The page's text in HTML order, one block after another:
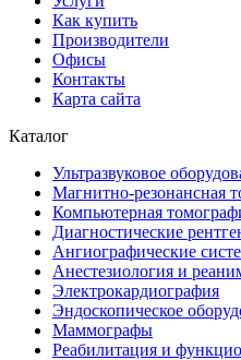
Как купить
Производители
Офисы
Контакты
Карта сайта
Каталог
Ультразвуковое
Магнитно-резонансная
Компьютерная
Диагностические
Ангиографические
Анестезиология и
Электрокардиография
Эндоскопическое
Маммографы
Реабилитация и